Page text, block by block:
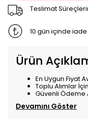
Teslimat
10 gün içinde
Ürün
En Uygun Fiyat
Toplu Alımlar
Güvenli Ödeme
Devamını Göster